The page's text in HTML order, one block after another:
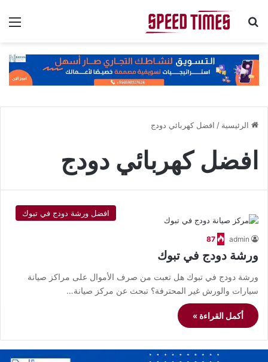
بحث عن
الرئيسية / افضل كهربائي دودج
افضل كهربائي دودج
افضل ورشة دودج في تبوك
admin
87
ورشة دودج في تبوك
ورشة دودج في تبوك هل تعبت من صرف الأموال على مراكز صيانة
سيارات والورش غير المحترفة؟ تبحث عن مركز صيانة…
أكمل القراءة »